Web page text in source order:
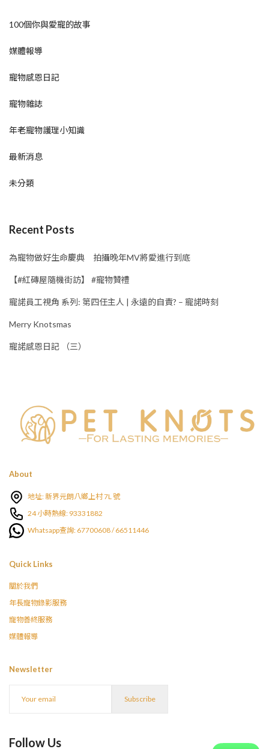
100個你與愛寵的故事
媒體報導
寵物感恩日記
寵物雜誌
年老寵物護理小知識
最新消息
未分類
Recent Posts
為寵物做好生命慶典 拍攝晚年MV將愛進行到底
【#紅磚屋隨機街訪】 #寵物贊禮
寵諾員工視角 系列: 第四任主人 | 永遠的自責? – 寵諾時刻
Merry Knotsmas
寵諾感恩日記 （三）
About
地址: 新界元朗八鄉上村 7L 號
24 小時熱線: 93331882
Whatsapp查詢: 67700608 / 66511446
Quick Links
關於我們
年長寵物錄影服務
寵物善終服務
媒體報導
Newsletter
Follow Us